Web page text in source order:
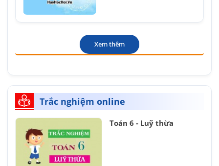
Xem thêm
Trắc nghiệm online
Toán 6 - Luỹ thừa